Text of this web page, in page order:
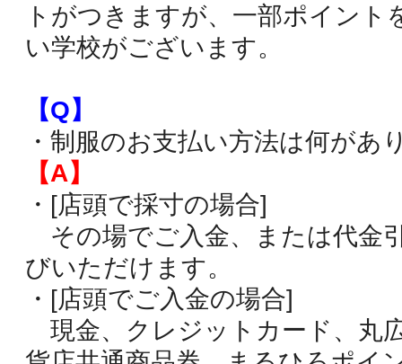
トがつきますが、一部ポイント
い学校がございます。
【Q】
・制服のお支払い方法は何があ
【A】
・[店頭で採寸の場合]
その場でご入金、または代金
びいただけます。
・[店頭でご入金の場合]
現金、クレジットカード、丸